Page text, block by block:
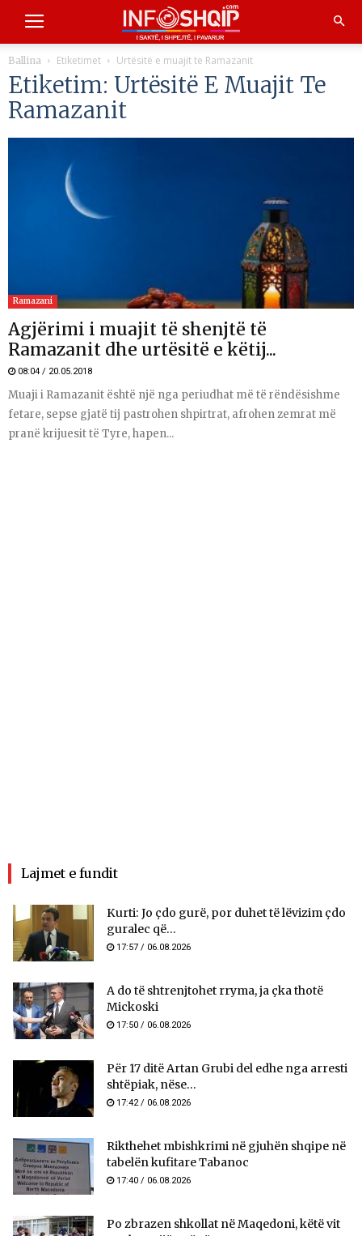
Ballina Etiketimet Urtësitë e muajit te Ramazanit
Etiketim: Urtësitë E Muajit Te
Ramazanit
Ramazani
Agjërimi i muajit të shenjtë të
Ramazanit dhe urtësitë e këtij...
08:04 / 20.05.2018
Muaji i Ramazanit është një nga periudhat më të rëndësishme
fetare, sepse gjatë tij pastrohen shpirtrat, afrohen zemrat më
pranë krijuesit të Tyre, hapen...
Lajmet e fundit
Kurti: Jo çdo gurë, por duhet të lëvizim çdo
guralec që...
17:57 / 06.08.2026
A do të shtrenjtohet rryma, ja çka thotë
Mickoski
17:50 / 06.08.2026
Për 17 ditë Artan Grubi del edhe nga arresti
shtëpiak, nëse...
17:42 / 06.08.2026
Rikthehet mbishkrimi në gjuhën shqipe në
tabelën kufitare Tabanoc
17:40 / 06.08.2026
Po zbrazen shkollat në Maqedoni, këtë vit